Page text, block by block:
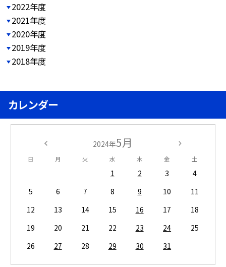
2022年度
2021年度
2020年度
2019年度
2018年度
カレンダー
2024年5月
日 月 火 水 木 金 土
1 2 3
4
5
6 7 8 9 10
11
12
13 14 15 16 17
18
19
20 21 22 23 24
25
26
27 28 29 30 31